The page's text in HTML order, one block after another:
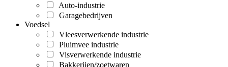
Auto-industrie
Garagebedrijven
Voedsel
Vleesverwerkende industrie
Pluimvee industrie
Visverwerkende industrie
Bakkerijen/zoetwaren